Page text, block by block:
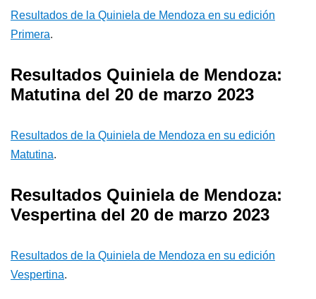
Resultados de la Quiniela de Mendoza en su edición
Primera.
Resultados Quiniela de Mendoza:
Matutina del 20 de marzo 2023
Resultados de la Quiniela de Mendoza en su edición
Matutina.
Resultados Quiniela de Mendoza:
Vespertina del 20 de marzo 2023
Resultados de la Quiniela de Mendoza en su edición
Vespertina.